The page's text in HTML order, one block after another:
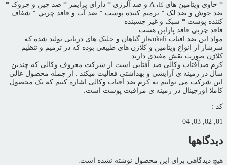
* حاوي ويتامين هاي A ،E و ضد آلرژي * داراي پرايمر * ضد چين و چروک *
ضد جوش و ضد لک * ترميم کننده پوست * ضد آب و فاقد چربي * شفاف
کننده پوست * سبک و غير چسبنده
فاقد چربی فاقد پارابن هست.
مواد این ضد افتاب wokaliاز گیاهان و جلبک های دریایی تولید شده که
سرشار از انواع ویتامین و کلاژن های طبیعی بوده که در ترمیم و تنظیم
کلاژن صورت نقش مفیدی دارند.
کرم ضدآفتاب وکالی ضد آفتابی است از شرکت معروف وکالی که چندین
سال در زمینه ی آرایشی و بهداشتی فعالیت میکند . از جمله محصول عالی
این شرکت می توانیم به کرم ضد آفتاب وکالی اشاره کنیم که یک محصول
کاملا اورجینال در زمینه ی مراقبت پوست است.
کد :
01, 02, 03, 04
دیدگاهها
هیچ دیدگاهی برای این محصول نوشته نشده است.